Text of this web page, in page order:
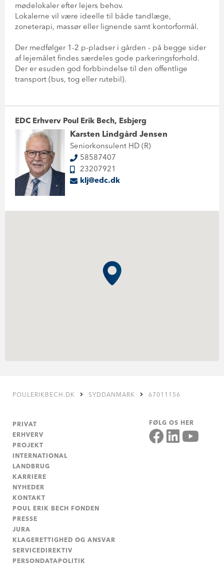
mødelokaler efter lejers behov.
Lokalerne vil være ideelle til både tandlæge,
zoneterapi, massør eller lignende samt kontorformål.
Der medfølger 1-2 p-pladser i gården - på begge sider
af lejemålet findes særdeles gode parkeringsforhold.
Der er esuden god forbbindelse til den offentlige
transport (bus, tog eller rutebil).
EDC Erhverv Poul Erik Bech, Esbjerg
Karsten Lindgård Jensen
Seniorkonsulent HD (R)
58587407
23207921
klj@edc.dk
POULERIKBECH.DK SYDDANMARK 67011156
PRIVAT
ERHVERV
PROJEKT
INTERNATIONAL
LANDBRUG
KARRIERE
NYHEDER
KONTAKT
POUL ERIK BECH FONDEN
PRESSE
JURA
KLAGERETTIGHED OG ANSVAR
SERVICEDIREKTIV
PERSONDATAPOLITIK
FØLG OS HER